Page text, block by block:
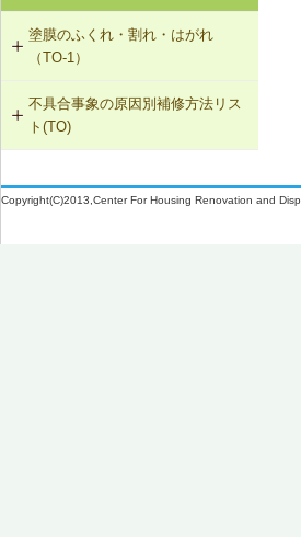
SK-1-004 通気措置を講じた建具へ
の交換
SK-1-003 換気ファンの交換
塗膜のふくれ・割れ・はがれ
（TO-1）
TO-1-001 外壁の塗料の塗替え(コン
クリート系下地)
下地)
不具合事象の原因別補修方法リス
ト(TO)
1）
Copyright(C)2013,Center For Housing Renovation and